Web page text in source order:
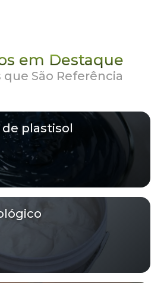
em Destaque
que São Referência
plastisol